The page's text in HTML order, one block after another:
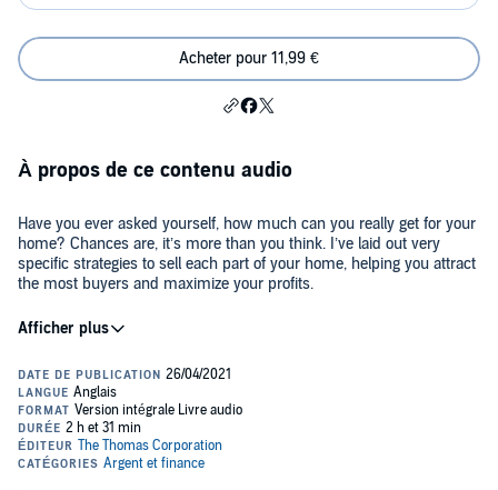
Acheter pour 11,99 €
À propos de ce contenu audio
Have you ever asked yourself, how much can you really get for your
home? Chances are, it’s more than you think. I’ve laid out very
specific strategies to sell each part of your home, helping you attract
the most buyers and maximize your profits.
Inside, you’ll learn staging ideas for each room, advice on creating
neutralize your home, what repairs or touch-ups will improve value,
and much more.
In this book, I’ve provided an effective guide for you to have the
most successful real estate transaction possible. If you don't have
time to implement all the strategies discussed in this book, I’d be